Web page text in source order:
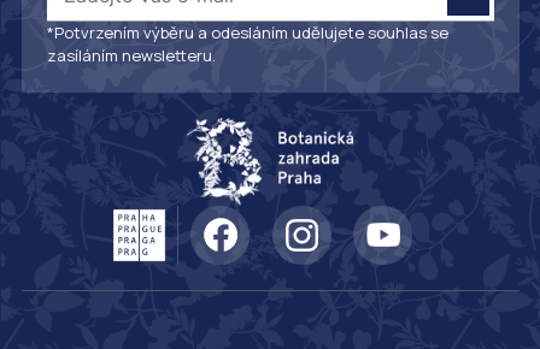
*Potvrzením výběru a odesláním udělujete souhlas se
zasíláním newsletteru.